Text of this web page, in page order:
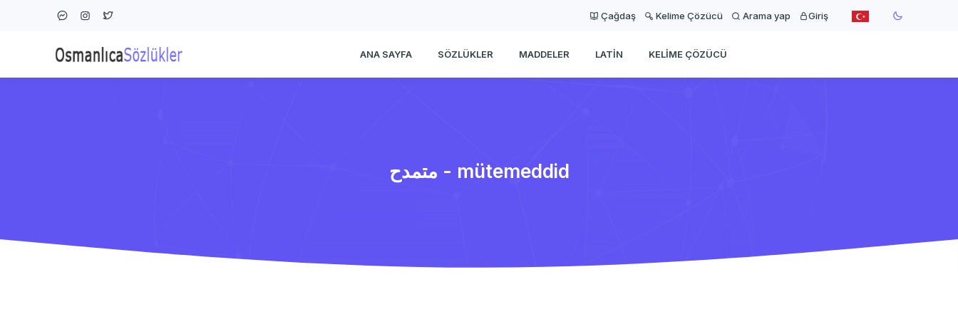
Çağdaş Kelime Çözücü Arama yap Giriş
ANA SAYFA SÖZLÜKLER MADDELER LATIN KELIME ÇÖZÜCÜ
متمدح - mütemeddid